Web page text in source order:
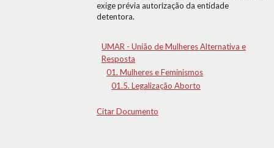
exige prévia autorização da entidade
detentora.
UMAR - União de Mulheres Alternativa e
Resposta
01. Mulheres e Feminismos
01.5. Legalização Aborto
Citar Documento